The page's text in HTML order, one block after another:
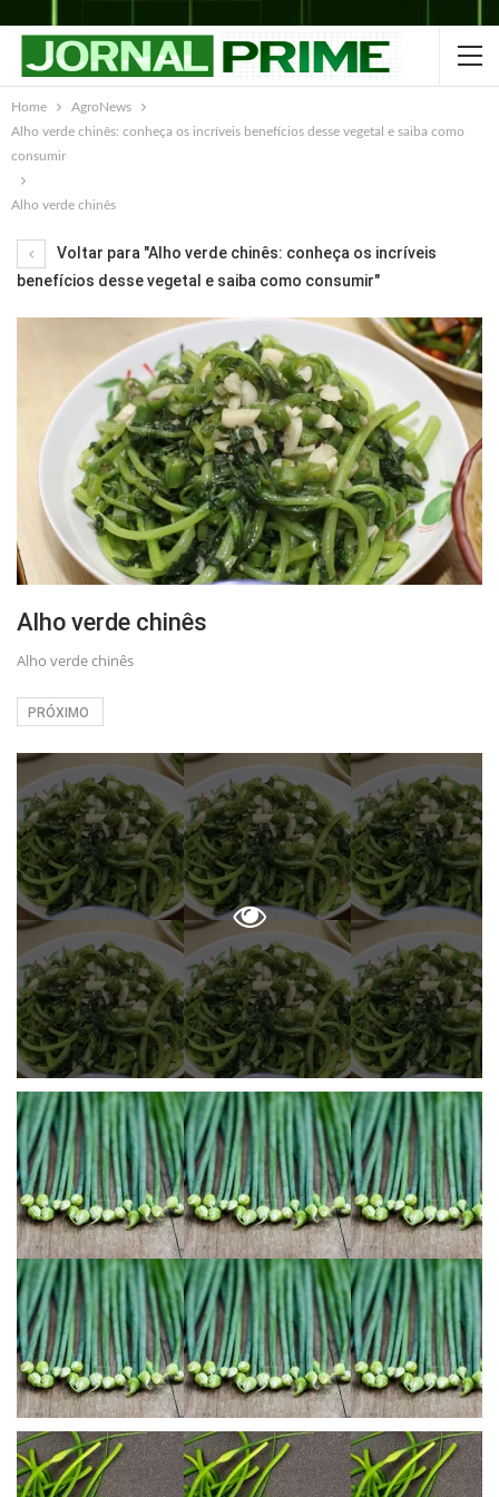
Home
AgroNews
Alho verde chinês: conheça os incríveis benefícios desse vegetal e saiba como
consumir
Alho verde chinês
Voltar para "Alho verde chinês: conheça os incríveis
benefícios desse vegetal e saiba como consumir"
Alho verde chinês
Alho verde chinês
PRÓXIMO